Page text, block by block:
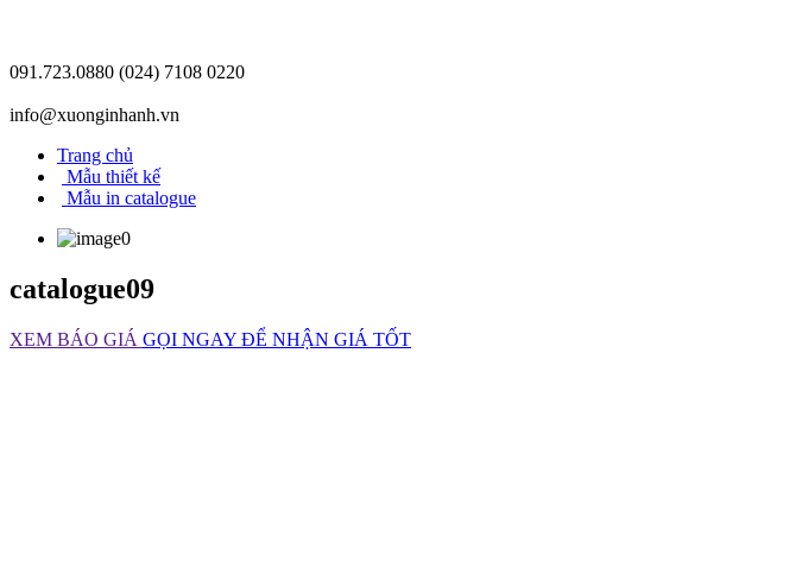
091.723.0880 (024) 7108 0220
info@xuonginhanh.vn
Trang chủ
Mẫu thiết kế
Mẫu in catalogue
catalogue09
XEM BÁO GIÁ GỌI NGAY ĐỂ NHẬN GIÁ TỐT